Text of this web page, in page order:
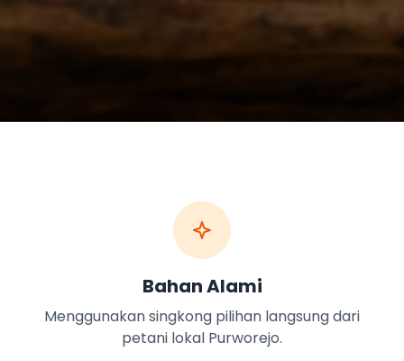
Bahan Alami
Menggunakan singkong pilihan langsung dari
petani lokal Purworejo.